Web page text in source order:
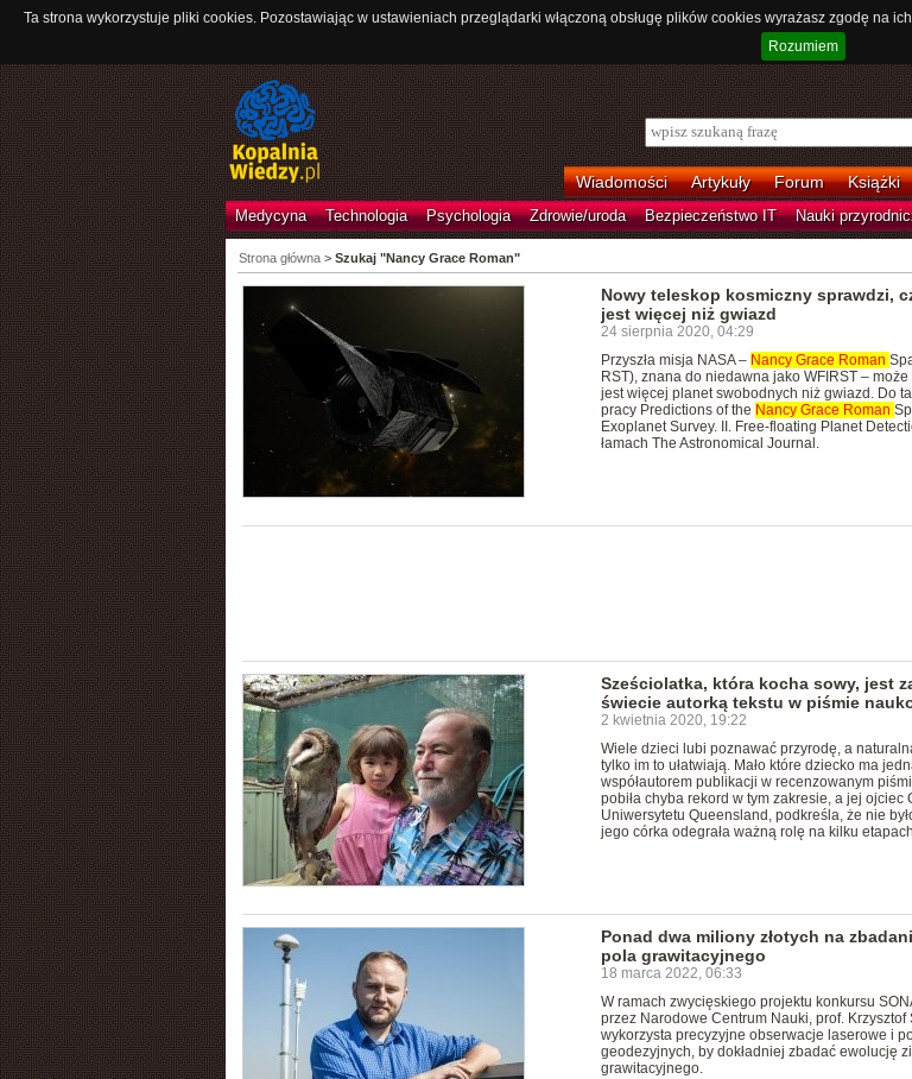
Ta strona wykorzystuje pliki cookies. Pozostawiając w ustawieniach przeglądarki włączoną obsługę plików cookies wyrażasz zgodę
Rozumiem
Wiadomości Artykuły Forum Książki
Medycyna Technologia Psychologia Zdrowie/uroda Bezpieczeństwo IT Nauki
Strona główna> Szukaj "Nancy Grace Roman"
Nowy teleskop kosmiczny sprawdzi,
jest więcej niż gwiazd
24 sierpnia 2020, 04:29
Przyszła misja NASA – Nancy Grace Roman
RST), znana do niedawna jako WFIRST –
jest więcej planet swobodnych niż gwiazd. Do
pracy Predictions of the Nancy Grace Roman
Exoplanet Survey. II. Free-floating Planet
łamach The Astronomical Journal.
Sześciolatka, która kocha sowy, jest
świecie autorką tekstu w piśmie
2 kwietnia 2020, 19:22
Wiele dzieci lubi poznawać przyrodę, a
tylko im to ułatwiają. Mało które dziecko ma
współautorem publikacji w recenzowanym
pobiła chyba rekord w tym zakresie, a jej ojciec
Uniwersytetu Queensland, podkreśla, że nie
jego córka odegrała ważną rolę na kilku
Ponad dwa miliony złotych na
pola grawitacyjnego
18 marca 2022, 06:33
W ramach zwycięskiego projektu konkursu
przez Narodowe Centrum Nauki, prof. Krzysztof
wykorzysta precyzyjne obserwacje laserowe i
geodezyjnych, by dokładniej zbadać ewolucję
grawitacyjnego.